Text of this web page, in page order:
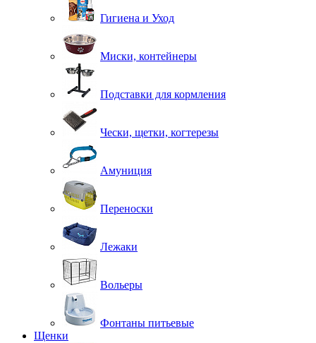
Гигиена и Уход
Миски, контейнеры
Подставки для кормления
Чески, щетки, когтерезы
Амуниция
Переноски
Лежаки
Вольеры
Фонтаны питьевые
Щенки